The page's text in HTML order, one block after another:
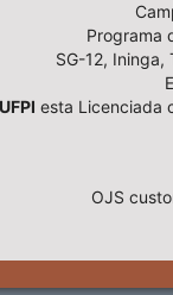
Programa
SG-12, Ininga,
esta Licenciada
OJS